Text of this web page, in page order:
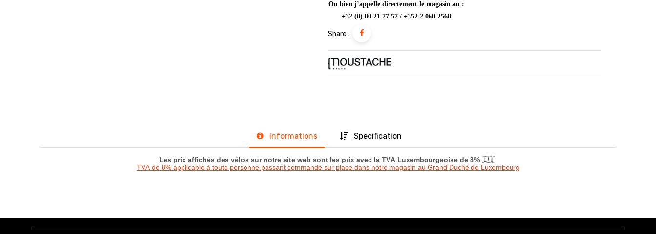
Ou bien j’appelle directement le magasin au :
+32 (0) 80 21 77 57 / +352 2 060 2568
Share :
Informations Specification
Les prix affichés des vélos sur notre site web sont les prix avec la TVA Luxembourgeoise de 8% 🇱🇺
TVA de 8% applicable à toute personne passant commande sur place dans notre magasin au Grand Duché de Luxembourg